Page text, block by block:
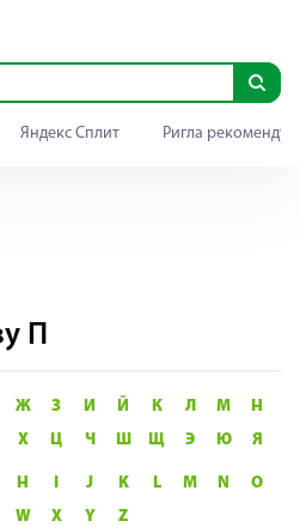
Яндекс Сплит Ригла
П
Ж З И Й К Л М
Н
Х Ц Ч Ш Щ Э Ю Я
H I J K L M N
O
W X Y Z